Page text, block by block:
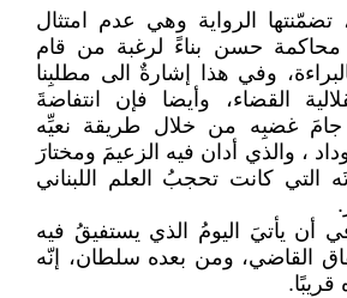
تضمّنتها الرواية وهي عدم امتثال
محاكمة حسن بناءً لرغبة من قام
وفي هذا إشارةٌ الى مطلبِنا
القضاء، وأيضا فإن انتفاضةَ
غضبِه من خلال طريقة نعيِّه
، والذي أدان فيه الزعيمَ ومختارَ
التي كانت تحجبُ العلم اللبناني
أن يأتيَ اليومُ الذي يستفيقُ فيه
القاضي، ومن بعده سلطان، إنّه
قريبًا.